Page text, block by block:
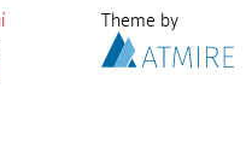
Theme by